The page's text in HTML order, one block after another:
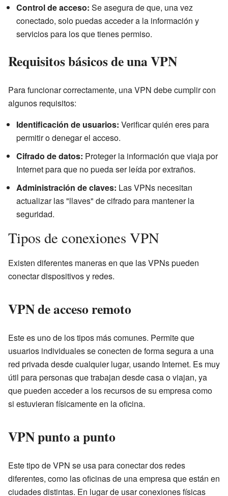
Control de acceso: Se asegura de que, una vez
conectado, solo puedas acceder a la información y
servicios para los que tienes permiso.
Requisitos básicos de una VPN
Para funcionar correctamente, una VPN debe cumplir con
algunos requisitos:
Identificación de usuarios: Verificar quién eres para
permitir o denegar el acceso.
Cifrado de datos: Proteger la información que viaja por
Internet para que no pueda ser leída por extraños.
Administración de claves: Las VPNs necesitan
actualizar las "llaves" de cifrado para mantener la
seguridad.
Tipos de conexiones VPN
Existen diferentes maneras en que las VPNs pueden
conectar dispositivos y redes.
VPN de acceso remoto
Este es uno de los tipos más comunes. Permite que
usuarios individuales se conecten de forma segura a una
red privada desde cualquier lugar, usando Internet. Es muy
útil para personas que trabajan desde casa o viajan, ya
que pueden acceder a los recursos de su empresa como
si estuvieran físicamente en la oficina.
VPN punto a punto
Este tipo de VPN se usa para conectar dos redes
diferentes, como las oficinas de una empresa que están en
ciudades distintas. En lugar de usar conexiones físicas